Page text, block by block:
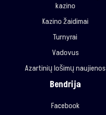
kazino
Kazino žaidimai
Turnyrai
Vadovus
Azartinių lošimų naujienos
Bendrija
Facebook